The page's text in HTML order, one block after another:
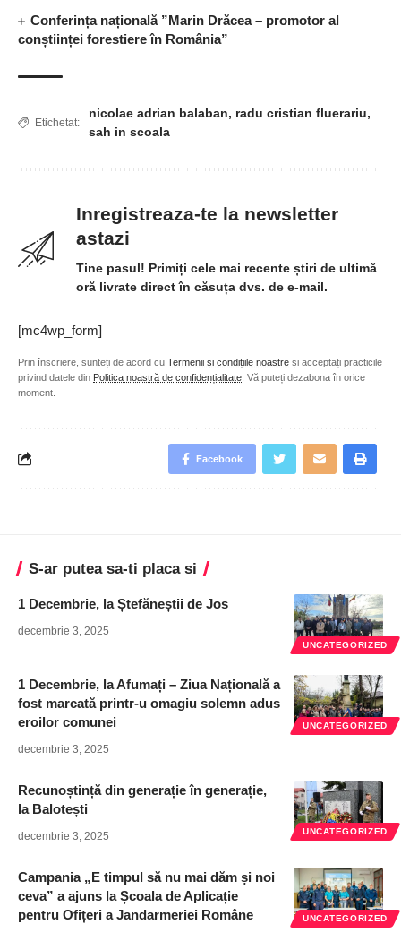
Conferința națională ”Marin Drăcea – promotor al
conștiinței forestiere în România”
Etichetat:
nicolae adrian balaban, radu cristian fluerariu,
sah in scoala
Inregistreaza-te la newsletter
astazi
Tine pasul! Primiți cele mai recente știri de ultimă
oră livrate direct în căsuța dvs. de e-mail.
[mc4wp_form]
Prin înscriere, sunteți de acord cu Termenii și condițiile noastre și acceptați practicile
privind datele din Politica noastră de confidențialitate . Vă puteți dezabona în orice
moment.
Facebook
S-ar putea sa-ti placa si
UNCATEGORIZED
1 Decembrie, la Ștefăneștii de Jos
decembrie 3, 2025
UNCATEGORIZED
1 Decembrie, la Afumați – Ziua Națională a
fost marcată printr-u omagiu solemn adus
eroilor comunei
decembrie 3, 2025
UNCATEGORIZED
Recunoștință din generație în generație,
la Balotești
decembrie 3, 2025
UNCATEGORIZED
Campania „E timpul să nu mai dăm și noi
ceva” a ajuns la Școala de Aplicație
pentru Ofițeri a Jandarmeriei Române